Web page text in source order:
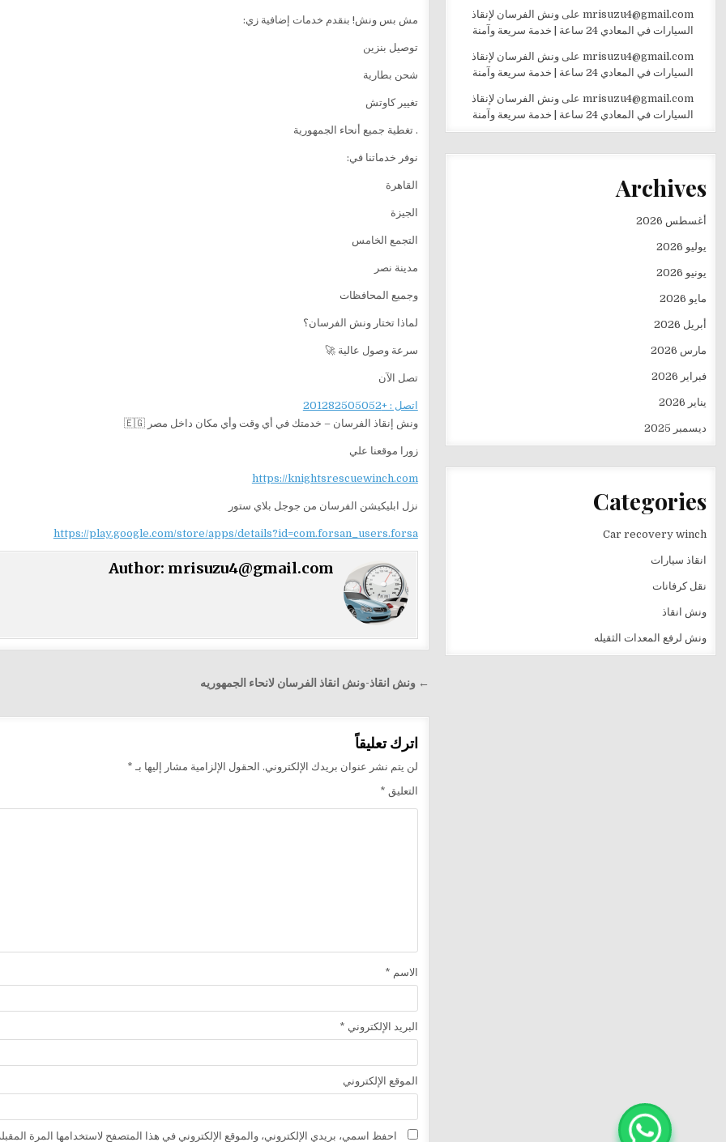
مش بس ونش! بنقدم خدمات إضافية زي:
توصيل بنزين
شحن بطارية
تغيير كاوتش
. تغطية جميع أنحاء الجمهورية
نوفر خدماتنا في:
القاهرة
الجيزة
التجمع الخامس
مدينة نصر
وجميع المحافظات
لماذا تختار ونش الفرسان؟
سرعة وصول عالية 🚀
تصل الآن
اتصل : +201282505052
ونش إنقاذ الفرسان – خدمتك في أي وقت وأي مكان داخل مصر 🇪🇬
زورا موقعنا علي
https://knightsrescuewinch.com
نزل ابليكيشن الفرسان من جوجل بلاي ستور
https://play.google.com/store/apps/details?id=com.forsan_users.forsa
Author: mrisuzu4@gmail.com
تصفّح
← ونش انقاذ-ونش انقاذ الفرسان لانحاء الجمهوريه
اترك تعليقاً
لن يتم نشر عنوان بريدك الإلكتروني. الحقول الإلزامية مشار إليها بـ *
التعليق *
الاسم *
البريد الإلكتروني *
الموقع الإلكتروني
احفظ اسمي، بريدي الإلكتروني، والموقع الإلكتروني في هذا المتصفح لاستخدامها المرة
mrisuzu4@gmail.comعلى ونش الفرسان لإنقاذ
السيارات في المعادي 24 ساعة | خدمة سريعة وآمنة
mrisuzu4@gmail.comعلى ونش الفرسان لإنقاذ
السيارات في المعادي 24 ساعة | خدمة سريعة وآمنة
mrisuzu4@gmail.comعلى ونش الفرسان لإنقاذ
السيارات في المعادي 24 ساعة | خدمة سريعة وآمنة
Archives
أغسطس 2026
يوليو 2026
يونيو 2026
مايو 2026
أبريل 2026
مارس 2026
فبراير 2026
يناير 2026
ديسمبر 2025
Categories
Car recovery winch
انقاذ سيارات
نقل كرفانات
ونش انقاذ
ونش لرفع المعدات الثقيله